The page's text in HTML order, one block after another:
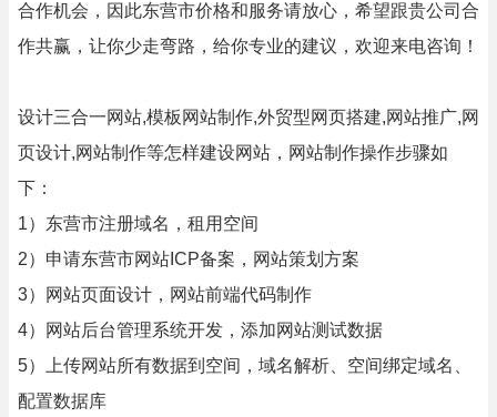
合作机会，因此东营市价格和服务请放心，希望跟贵公司合
作共赢，让你少走弯路，给你专业的建议，欢迎来电咨询！
设计三合一网站,模板网站制作,外贸型网页搭建,网站推广,网
页设计,网站制作等怎样建设网站，网站制作操作步骤如
下：
1）东营市注册域名，租用空间
2）申请东营市网站ICP备案，网站策划方案
3）网站页面设计，网站前端代码制作
4）网站后台管理系统开发，添加网站测试数据
5）上传网站所有数据到空间，域名解析、空间绑定域名、
配置数据库